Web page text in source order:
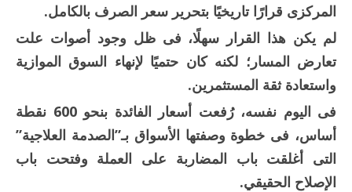
المركزى قرارًا تاريخيًا بتحرير سعر الصرف بالكامل.
لم يكن هذا القرار سهلًا، فى ظل وجود أصوات علت
تعارض المسار؛ لكنه كان حتميًا لإنهاء السوق الموازية
واستعادة ثقة المستثمرين.
فى اليوم نفسه، رُفعت أسعار الفائدة بنحو 600 نقطة
أساس، فى خطوة وصفتها الأسواق بـ”الصدمة العلاجية”
التى أغلقت باب المضاربة على العملة وفتحت باب
الإصلاح الحقيقي.